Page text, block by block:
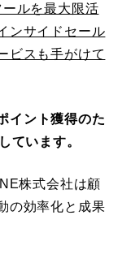
ルを最大限活
ンサイドセール
ビスも手がけて
イント獲得のた
ています。
株式会社は顧
の効率化と成果